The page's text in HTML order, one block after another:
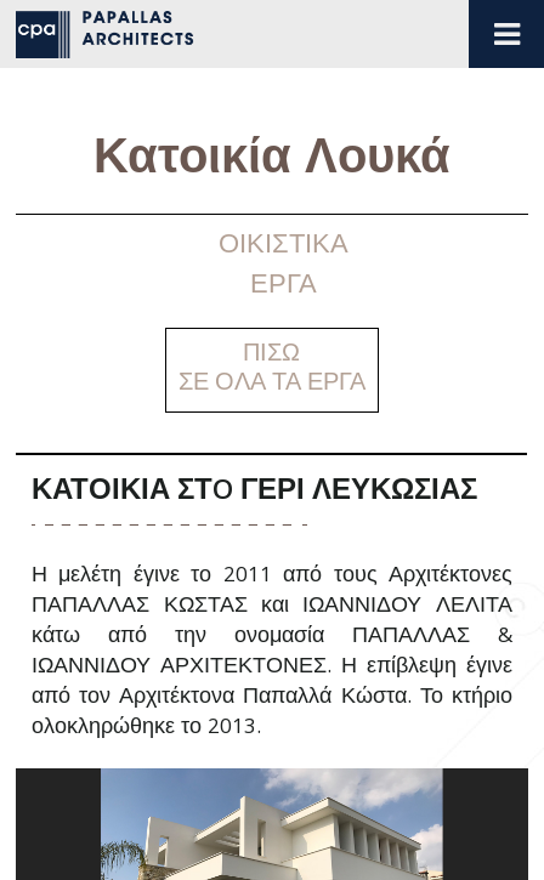
Κατοικία Λουκά
ΟΙΚΙΣΤΙΚΑ
ΕΡΓΑ
ΠΙΣΩ
ΣΕ ΟΛΑ ΤΑ ΕΡΓΑ
ΚΑΤΟΙΚΊΑ ΣΤO ΓΈΡΙ ΛΕΥΚΩΣΊΑΣ
Η μελέτη έγινε το 2011 από τους Αρχιτέκτονες
ΠΑΠΑΛΛΑΣ ΚΩΣΤΑΣ και ΙΩΑΝΝΙΔΟΥ ΛΕΛΙΤΑ
κάτω από την ονομασία ΠΑΠΑΛΛΑΣ &
ΙΩΑΝΝΙΔΟΥ ΑΡΧΙΤΕΚΤΟΝΕΣ. Η επίβλεψη έγινε
από τον Αρχιτέκτονα Παπαλλά Κώστα. Το κτήριο
ολοκληρώθηκε το 2013.